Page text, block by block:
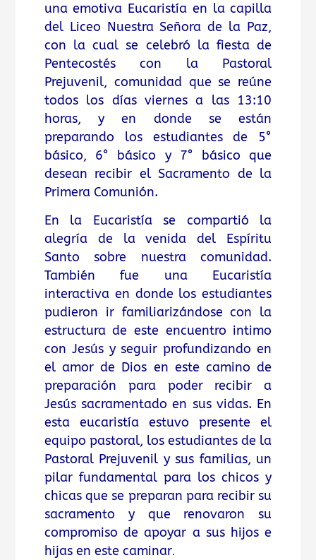
una emotiva Eucaristía en la capilla
del Liceo Nuestra Señora de la Paz,
con la cual se celebró la fiesta de
Pentecostés con la Pastoral
Prejuvenil, comunidad que se reúne
todos los días viernes a las 13:10
horas, y en donde se están
preparando los estudiantes de 5°
básico, 6° básico y 7° básico que
desean recibir el Sacramento de la
Primera Comunión.
En la Eucaristía se compartió la
alegría de la venida del Espíritu
Santo sobre nuestra comunidad.
También fue una Eucaristía
interactiva en donde los estudiantes
pudieron ir familiarizándose con la
estructura de este encuentro intimo
con Jesús y seguir profundizando en
el amor de Dios en este camino de
preparación para poder recibir a
Jesús sacramentado en sus vidas. En
esta eucaristía estuvo presente el
equipo pastoral, los estudiantes de la
Pastoral Prejuvenil y sus familias, un
pilar fundamental para los chicos y
chicas que se preparan para recibir su
sacramento y que renovaron su
compromiso de apoyar a sus hijos e
hijas en este caminar.